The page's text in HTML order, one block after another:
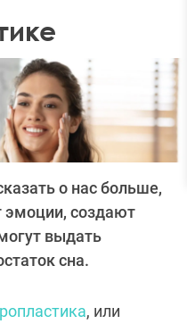
о нас больше,
создают
выдать
сна.
, или